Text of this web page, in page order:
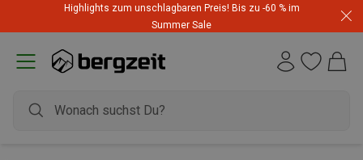
Highlights zum unschlagbaren Preis! Bis zu -60 % im
Summer Sale